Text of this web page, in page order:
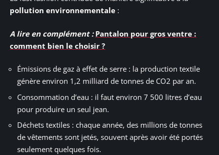
pollution environnementale :
A lire en complément : Pantalon pour gros ventre :
comment bien le choisir ?
Émissions de gaz à effet de serre : la production textile
génère environ 1,2 milliard de tonnes de CO2 par an.
Consommation d’eau : il faut environ 7 500 litres d’eau
pour produire un seul jean.
Déchets textiles : chaque année, des millions de tonnes
de vêtements sont jetés, souvent après avoir été portés
seulement quelques fois.